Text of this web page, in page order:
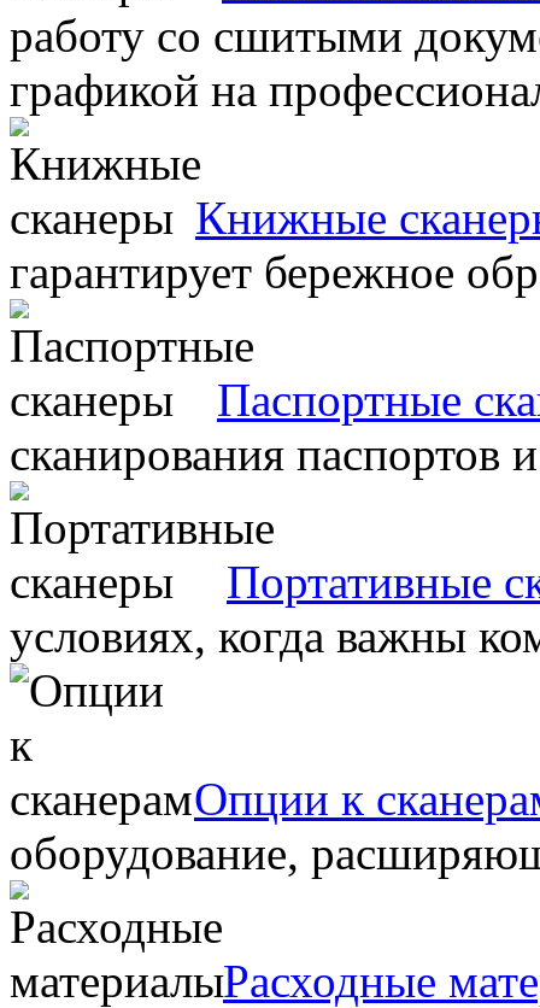
работу со сшитыми
графикой на
Книжные
гарантирует бережное
Паспортные
сканирования паспортов
Портативные
условиях, когда важны
Опции к
оборудование,
Расходные